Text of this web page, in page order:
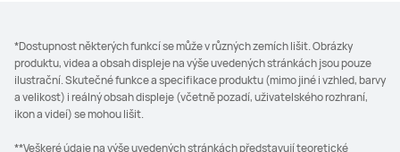
*Dostupnost některých funkcí se může v různých zemích lišit. Obrázky
produktu, videa a obsah displeje na výše uvedených stránkách jsou pouze
ilustrační. Skutečné funkce a specifikace produktu (mimo jiné i vzhled, barvy
a velikost) i reálný obsah displeje (včetně pozadí, uživatelského rozhraní,
ikon a videí) se mohou lišit.
**Veškeré údaje na výše uvedených stránkách představují teoretické